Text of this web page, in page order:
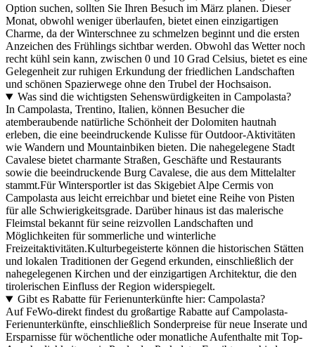
Option suchen, sollten Sie Ihren Besuch im März planen. Dieser
Monat, obwohl weniger überlaufen, bietet einen einzigartigen
Charme, da der Winterschnee zu schmelzen beginnt und die ersten
Anzeichen des Frühlings sichtbar werden. Obwohl das Wetter noch
recht kühl sein kann, zwischen 0 und 10 Grad Celsius, bietet es eine
Gelegenheit zur ruhigen Erkundung der friedlichen Landschaften
und schönen Spazierwege ohne den Trubel der Hochsaison.
Was sind die wichtigsten Sehenswürdigkeiten in Campolasta?
In Campolasta, Trentino, Italien, können Besucher die
atemberaubende natürliche Schönheit der Dolomiten hautnah
erleben, die eine beeindruckende Kulisse für Outdoor-Aktivitäten
wie Wandern und Mountainbiken bieten. Die nahegelegene Stadt
Cavalese bietet charmante Straßen, Geschäfte und Restaurants
sowie die beeindruckende Burg Cavalese, die aus dem Mittelalter
stammt.Für Wintersportler ist das Skigebiet Alpe Cermis von
Campolasta aus leicht erreichbar und bietet eine Reihe von Pisten
für alle Schwierigkeitsgrade. Darüber hinaus ist das malerische
Fleimstal bekannt für seine reizvollen Landschaften und
Möglichkeiten für sommerliche und winterliche
Freizeitaktivitäten.Kulturbegeisterte können die historischen Stätten
und lokalen Traditionen der Gegend erkunden, einschließlich der
nahegelegenen Kirchen und der einzigartigen Architektur, die den
tirolerischen Einfluss der Region widerspiegelt.
Gibt es Rabatte für Ferienunterkünfte hier: Campolasta?
Auf FeWo-direkt findest du großartige Rabatte auf Campolasta-
Ferienunterkünfte, einschließlich Sonderpreise für neue Inserate und
Ersparnisse für wöchentliche oder monatliche Aufenthalte mit Top-